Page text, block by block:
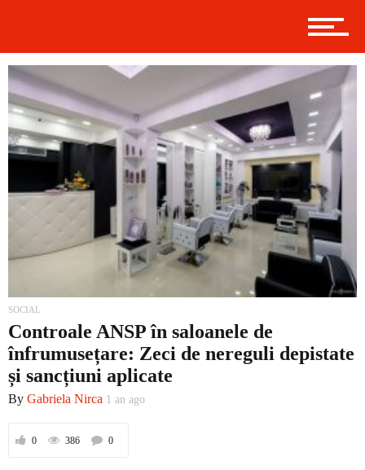
Politică
Externe
Social
Contact
SOCIAL
Controale ANSP în saloanele de
înfrumusețare: Zeci de nereguli depistate
și sancțiuni aplicate
By Gabriela Nirca 1 an ago
0 386 0